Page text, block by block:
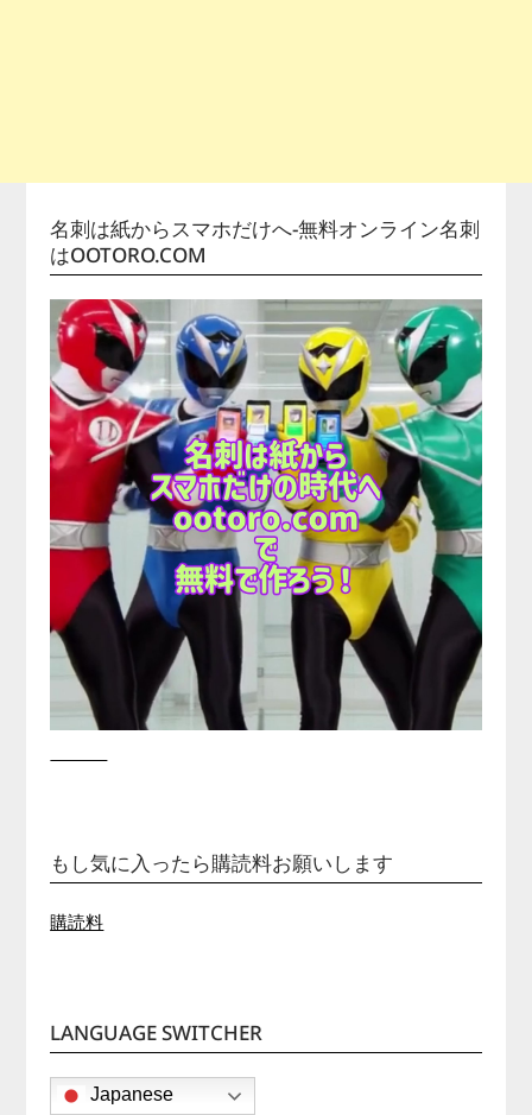
名刺は紙からスマホだけへ-無料オンライン名刺
はOOTORO.COM
もし気に入ったら購読料お願いします
購読料
LANGUAGE SWITCHER
Japanese